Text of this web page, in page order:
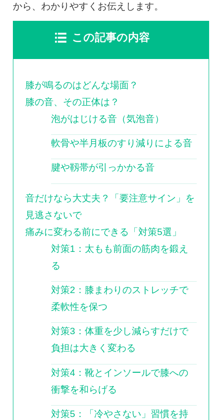
から、わかりやすくお伝えします。
この記事の内容
膝が鳴るのはどんな場面？
膝の音、その正体は？
泡がはじける音（気泡音）
軟骨や半月板のすり減りによる音
腱や靱帯が引っかかる音
音だけなら大丈夫？「要注意サイン」を
見逃さないで
痛みに変わる前にできる「対策5選」
対策1：太もも前面の筋肉を鍛え
る
対策2：膝まわりのストレッチで
柔軟性を保つ
対策3：体重を少し減らすだけで
負担は大きく変わる
対策4：靴とインソールで膝への
衝撃を和らげる
対策5：「冷やさない」習慣を持